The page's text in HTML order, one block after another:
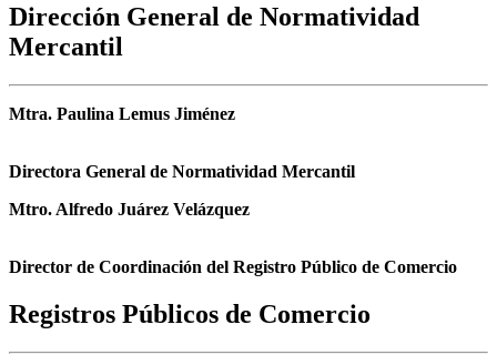
Dirección General de Normatividad
Mercantil
Mtra. Paulina Lemus Jiménez
Directora General de Normatividad Mercantil
Mtro. Alfredo Juárez Velázquez
Director de Coordinación del Registro Público de Comercio
Registros Públicos de Comercio